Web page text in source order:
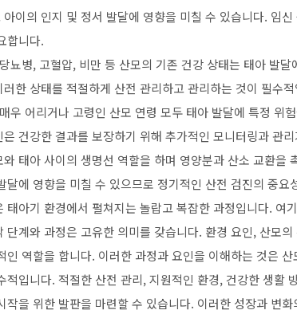
아이의 인지 및 정서 발달에 영향을 미칠 수 있습니다. 임
합니다.
뇨병, 고혈압, 비만 등 산모의 기존 건강 상태는 태아 발
러한 상태를 적절하게 산전 관리하고 관리하는 것이 필수
우 어리거나 고령인 산모 연령 모두 태아 발달에 특정 위
은 건강한 결과를 보장하기 위해 추가적인 모니터링과 관
와 태아 사이의 생명선 역할을 하며 영양분과 산소 교환을
달에 영향을 미칠 수 있으므로 정기적인 산전 검진의 중요
태아기 환경에서 펼쳐지는 놀랍고 복잡한 과정입니다. 여
단계와 과정은 고유한 의미를 갖습니다. 환경 요인, 산모
인 역할을 합니다. 이러한 과정과 요인을 이해하는 것은
적입니다. 적절한 산전 관리, 지원적인 환경, 건강한 생활
작을 위한 발판을 마련할 수 있습니다. 이러한 성장과 변